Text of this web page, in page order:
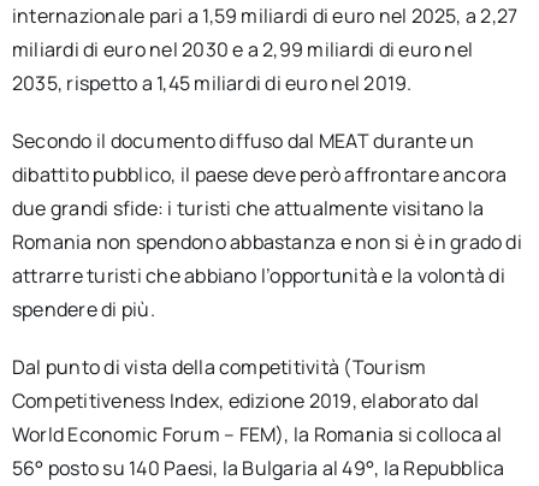
internazionale pari a 1,59 miliardi di euro nel 2025, a 2,27
miliardi di euro nel 2030 e a 2,99 miliardi di euro nel
2035, rispetto a 1,45 miliardi di euro nel 2019.
Secondo il documento diffuso dal MEAT durante un
dibattito pubblico, il paese deve però affrontare ancora
due grandi sfide: i turisti che attualmente visitano la
Romania non spendono abbastanza e non si è in grado di
attrarre turisti che abbiano l’opportunità e la volontà di
spendere di più.
Dal punto di vista della competitività (Tourism
Competitiveness Index, edizione 2019, elaborato dal
World Economic Forum – FEM), la Romania si colloca al
56° posto su 140 Paesi, la Bulgaria al 49°, la Repubblica